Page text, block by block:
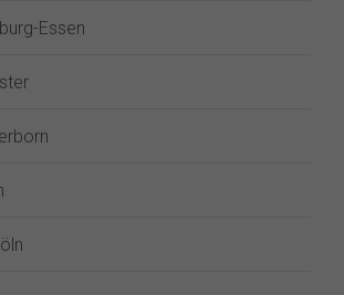
Essen